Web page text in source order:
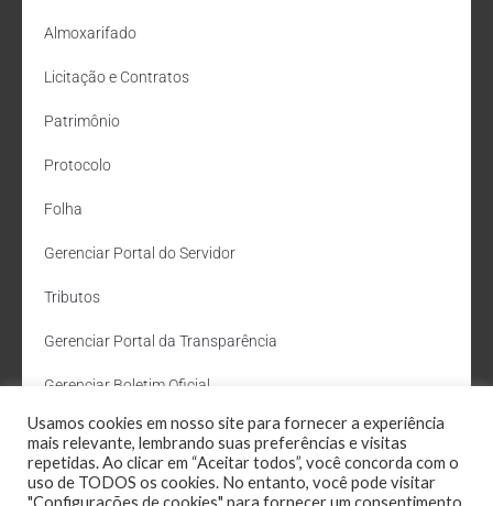
Almoxarifado
Licitação e Contratos
Patrimônio
Protocolo
Folha
Gerenciar Portal do Servidor
Tributos
Gerenciar Portal da Transparência
Gerenciar Boletim Oficial
Departamento de Água e Esgoto
Administração Site
Usamos cookies em nosso site para fornecer a experiência
mais relevante, lembrando suas preferências e visitas
repetidas. Ao clicar em “Aceitar todos”, você concorda com o
uso de TODOS os cookies. No entanto, você pode visitar
"Configurações de cookies" para fornecer um consentimento